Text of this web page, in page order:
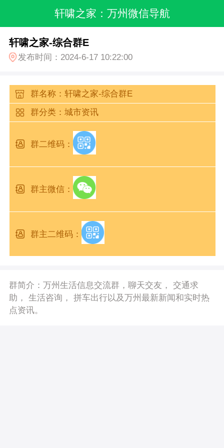
轩啸之家：万州微信导航
轩啸之家-综合群E
发布时间：2024-6-17 10:22:00
群名称：轩啸之家-综合群E
群分类：城市资讯
群二维码：
群主微信：
群主二维码：
群简介：万州生活信息交流群，聊天交友， 交通求
助， 生活咨询， 拼车出行以及万州最新新闻和实时热
点资讯。